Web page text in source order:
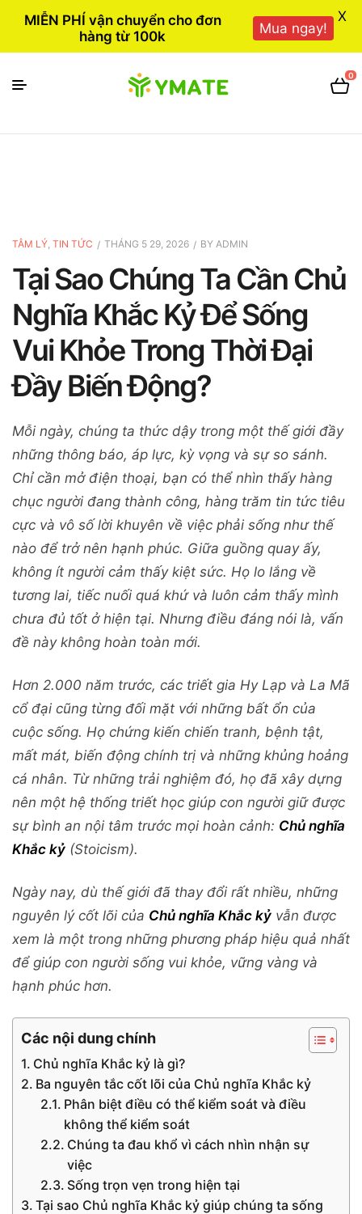
0
TÂM LÝ, TIN TỨC THÁNG 5 29, 2026 BY ADMIN
Tại Sao Chúng Ta Cần Chủ
Nghĩa Khắc Kỷ Để Sống
Vui Khỏe Trong Thời Đại
Đầy Biến Động?
Mỗi ngày, chúng ta thức dậy trong một thế giới đầy
những thông báo, áp lực, kỳ vọng và sự so sánh.
Chỉ cần mở điện thoại, bạn có thể nhìn thấy hàng
chục người đang thành công, hàng trăm tin tức tiêu
cực và vô số lời khuyên về việc phải sống như thế
nào để trở nên hạnh phúc. Giữa guồng quay ấy,
không ít người cảm thấy kiệt sức. Họ lo lắng về
tương lai, tiếc nuối quá khứ và luôn cảm thấy mình
chưa đủ tốt ở hiện tại. Nhưng điều đáng nói là, vấn
đề này không hoàn toàn mới.
Hơn 2.000 năm trước, các triết gia Hy Lạp và La Mã
cổ đại cũng từng đối mặt với những bất ổn của
cuộc sống. Họ chứng kiến chiến tranh, bệnh tật,
mất mát, biến động chính trị và những khủng hoảng
cá nhân. Từ những trải nghiệm đó, họ đã xây dựng
nên một hệ thống triết học giúp con người giữ được
sự bình an nội tâm trước mọi hoàn cảnh: Chủ nghĩa
Khắc kỷ (Stoicism).
Ngày nay, dù thế giới đã thay đổi rất nhiều, những
nguyên lý cốt lõi của Chủ nghĩa Khắc kỷ vẫn được
xem là một trong những phương pháp hiệu quả nhất
để giúp con người sống vui khỏe, vững vàng và
hạnh phúc hơn.
Các nội dung chính
Chủ nghĩa Khắc kỷ là gì?
Ba nguyên tắc cốt lõi của Chủ nghĩa Khắc kỷ
Phân biệt điều có thể kiểm soát và điều
không thể kiểm soát
Chúng ta đau khổ vì cách nhìn nhận sự
việc
Sống trọn vẹn trong hiện tại
Tại sao Chủ nghĩa Khắc kỷ giúp chúng ta sống
MIỄN PHÍ vận chuyển cho đơn
hàng từ 100k
Mua ngay!
X